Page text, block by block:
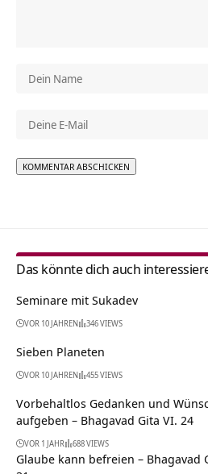
Das könnte dich auch
Seminare mit Sukadev
VOR 10 JAHREN 346 VIEWS
Sieben Planeten
VOR 10 JAHREN 455 VIEWS
Vorbehaltlos Gedanken und
aufgeben – Bhagavad Gita VI. 24
VOR 1 JAHR 688 VIEWS
Glaube kann befreien – Bhagavad